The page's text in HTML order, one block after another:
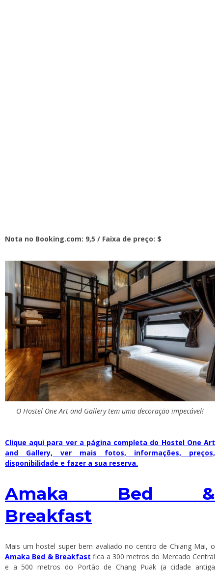
Nota no Booking.com: 9,5 / Faixa de preço: $
O Hostel One Art and Gallery tem uma decoração impecável!
Clique aqui para ver a página completa do Hostel One Art
and Gallery, ver mais fotos, informações, preços,
disponibilidade e fazer a sua reserva.
Amaka Bed &
Breakfast
Mais um hostel super bem avaliado no centro de Chiang Mai, o
Amaka Bed & Breakfast fica a 300 metros do Mercado Central
e a 500 metros do Portão de Chang Puak (a cidade antiga